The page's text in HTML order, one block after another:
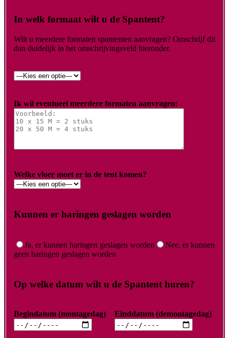
In welk formaat wilt u de Spantent?
Wilt u meerdere formaten spantenten aanvragen? Omschrijf dit
dan duidelijk in het omschrijvingsveld hieronder.
Ik wil eventueel meerdere formaten aanvragen:
Welke vloer moet er in de tent komen?
Kunnen er haringen geslagen worden
Ja, er kunnen haringen geslagen worden
Nee, er kunnen
geen haringen geslagen worden
Op welke datum wilt u de Spantent huren?
Begindatum (montagedag) Einddatum (demontagedag)